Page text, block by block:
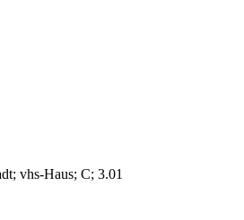
vhs-Haus; C; 3.01